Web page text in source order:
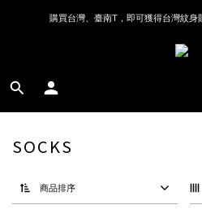
購買台灣、臺南T，即可獲得台灣紋身
SOCKS
商品排序